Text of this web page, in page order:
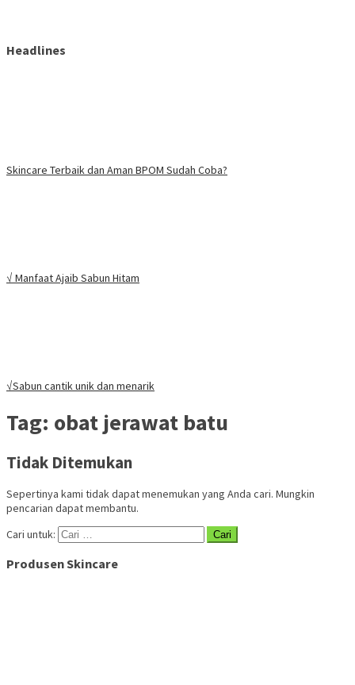
Headlines
Skincare Terbaik dan Aman BPOM Sudah Coba?
√ Manfaat Ajaib Sabun Hitam
√Sabun cantik unik dan menarik
Tag: obat jerawat batu
Tidak Ditemukan
Sepertinya kami tidak dapat menemukan yang Anda cari. Mungkin
pencarian dapat membantu.
Cari untuk:
Produsen Skincare